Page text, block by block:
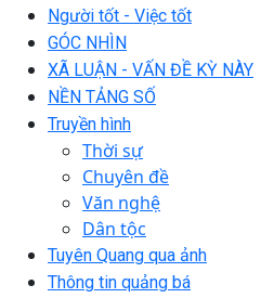
Người tốt - Việc tốt
GÓC NHÌN
XÃ LUẬN - VẤN ĐỀ KỲ NÀY
NỀN TẢNG SỐ
Truyền hình
Thời sự
Chuyên đề
Văn nghệ
Dân tộc
Tuyên Quang qua ảnh
Thông tin quảng bá